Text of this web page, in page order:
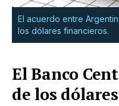
El acuerdo entre
los dólares financieros.
El Banco
de los dólares